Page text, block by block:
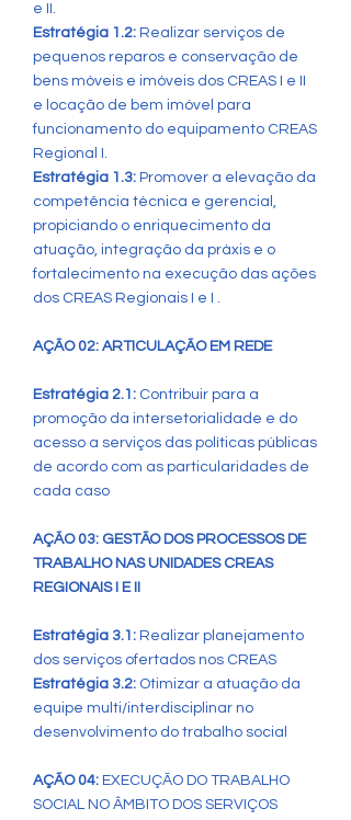
e II.
Estratégia 1.2: Realizar serviços de
pequenos reparos e conservação de
bens móveis e imóveis dos CREAS I e II
e locação de bem imóvel para
funcionamento do equipamento CREAS
Regional I.
Estratégia 1.3: Promover a elevação da
competência técnica e gerencial,
propiciando o enriquecimento da
atuação, integração da práxis e o
fortalecimento na execução das ações
dos CREAS Regionais I e I .
AÇÃO 02: ARTICULAÇÃO EM REDE
Estratégia 2.1: Contribuir para a
promoção da intersetorialidade e do
acesso a serviços das políticas públicas
de acordo com as particularidades de
cada caso
AÇÃO 03: GESTÃO DOS PROCESSOS DE
TRABALHO NAS UNIDADES CREAS
REGIONAIS I E II
Estratégia 3.1: Realizar planejamento
dos serviços ofertados nos CREAS
Estratégia 3.2: Otimizar a atuação da
equipe multi/interdisciplinar no
desenvolvimento do trabalho social
AÇÃO 04: EXECUÇÃO DO TRABALHO
SOCIAL NO ÂMBITO DOS SERVIÇOS